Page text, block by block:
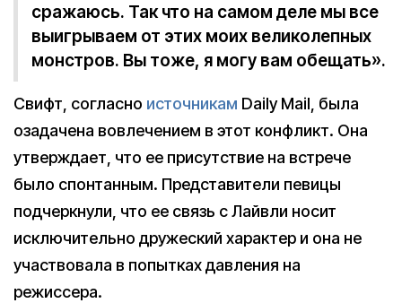
сражаюсь. Так что на самом деле мы все
выигрываем от этих моих великолепных
монстров. Вы тоже, я могу вам обещать».
Свифт, согласно источникам Daily Mail, была
озадачена вовлечением в этот конфликт. Она
утверждает, что ее присутствие на встрече
было спонтанным. Представители певицы
подчеркнули, что ее связь с Лайвли носит
исключительно дружеский характер и она не
участвовала в попытках давления на
режиссера.